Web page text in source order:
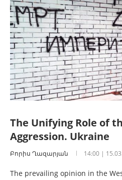
The Unifying Role of
Aggression. Ukraine
Բորիս Ղազարյան 14:00 |
The prevailing opinion in the